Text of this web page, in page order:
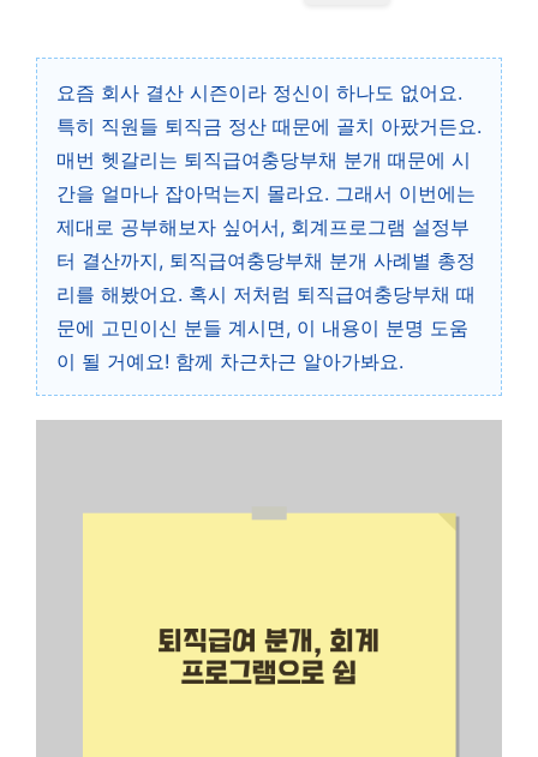
요즘 회사 결산 시즌이라 정신이 하나도 없어요.
특히 직원들 퇴직금 정산 때문에 골치 아팠거든요.
매번 헷갈리는 퇴직급여충당부채 분개 때문에 시
간을 얼마나 잡아먹는지 몰라요. 그래서 이번에는
제대로 공부해보자 싶어서, 회계프로그램 설정부
터 결산까지, 퇴직급여충당부채 분개 사례별 총정
리를 해봤어요. 혹시 저처럼 퇴직급여충당부채 때
문에 고민이신 분들 계시면, 이 내용이 분명 도움
이 될 거예요! 함께 차근차근 알아가봐요.